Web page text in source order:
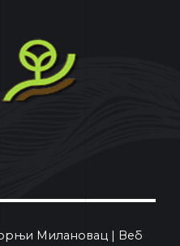
Милановац | Веб